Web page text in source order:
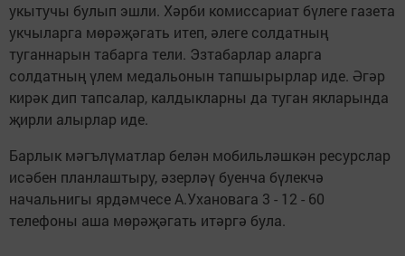
укытучы булып эшли. Хәрби комиссариат бүлеге газета
укчыларга мөрәҗәгать итеп, әлеге солдатның
туганнарын табарга тели. Эзтабарлар аларга
солдатның үлем медальонын тапшырырлар иде. Әгәр
кирәк дип тапсалар, калдыкларны да туган якларында
җирли алырлар иде.
Барлык мәгълүматлар белән мобильләшкән ресурслар
исәбен планлаштыру, әзерләү буенча бүлекчә
начальнигы ярдәмчесе А.Ухановага 3 - 12 - 60
телефоны аша мөрәҗәгать итәргә була.